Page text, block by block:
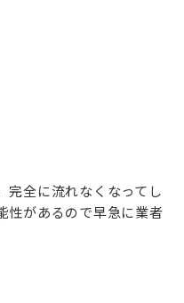
完全に流れなくなってし
性があるので早急に業者